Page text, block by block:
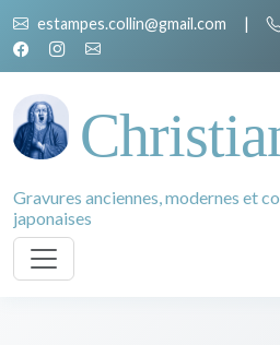
estampes.collin@gmail.com |
Gravures anciennes, modernes et
japonaises